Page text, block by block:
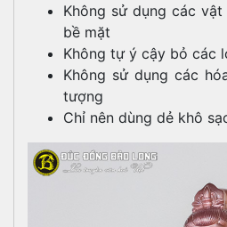
Không sử dụng các
bề mặt
Không tự ý cậy bỏ các
Không sử dụng các
tượng
Chỉ nên dùng dẻ khô